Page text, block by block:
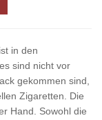
in den
sind nicht vor
gekommen sind,
Zigaretten. Die
Hand. Sowohl die